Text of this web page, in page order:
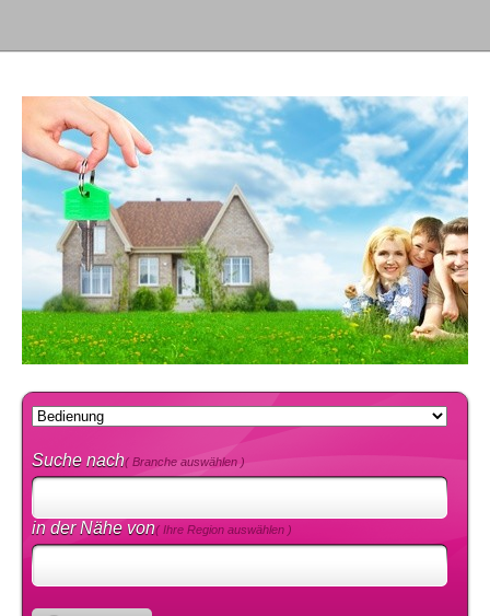
Suche nach( Branche auswählen )
in der Nähe von( Ihre Region auswählen )